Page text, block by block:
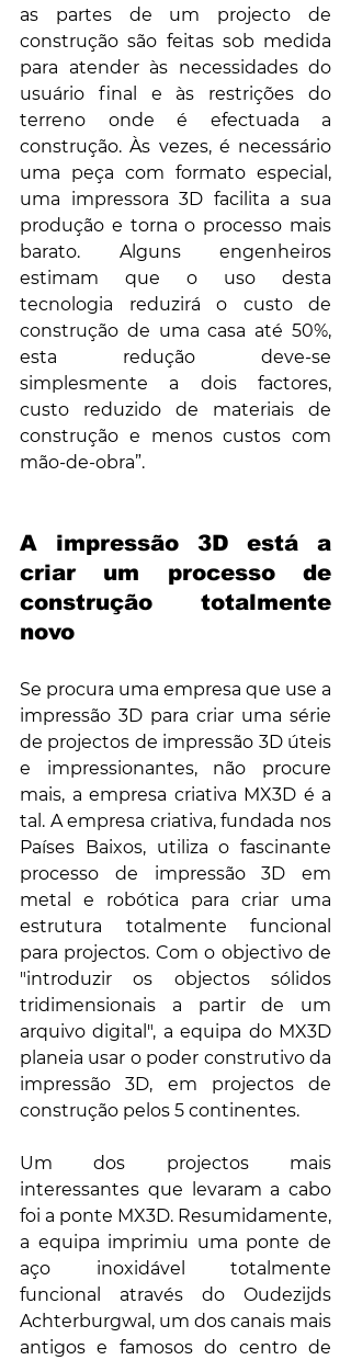
as partes de um projecto de
construção são feitas sob medida
para atender às necessidades do
usuário final e às restrições do
terreno onde é efectuada a
construção. Às vezes, é necessário
uma peça com formato especial,
uma impressora 3D facilita a sua
produção e torna o processo mais
barato. Alguns engenheiros
estimam que o uso desta
tecnologia reduzirá o custo de
construção de uma casa até 50%,
esta redução deve-se
simplesmente a dois factores,
custo reduzido de materiais de
construção e menos custos com
mão-de-obra”.
A impressão 3D está a
criar um processo de
construção totalmente
novo
Se procura uma empresa que use a
impressão 3D para criar uma série
de projectos de impressão 3D úteis
e impressionantes, não procure
mais, a empresa criativa MX3D é a
tal. A empresa criativa, fundada nos
Países Baixos, utiliza o fascinante
processo de impressão 3D em
metal e robótica para criar uma
estrutura totalmente funcional
para projectos. Com o objectivo de
"introduzir os objectos sólidos
tridimensionais a partir de um
arquivo digital", a equipa do MX3D
planeia usar o poder construtivo da
impressão 3D, em projectos de
construção pelos 5 continentes.
Um dos projectos mais
interessantes que levaram a cabo
foi a ponte MX3D. Resumidamente,
a equipa imprimiu uma ponte de
aço inoxidável totalmente
funcional através do Oudezijds
Achterburgwal, um dos canais mais
antigos e famosos do centro de